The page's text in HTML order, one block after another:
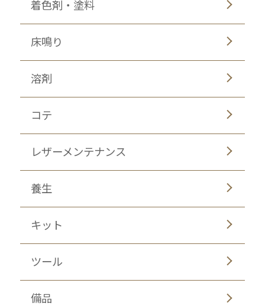
着色剤・塗料
床鳴り
溶剤
コテ
レザーメンテナンス
養生
キット
ツール
備品